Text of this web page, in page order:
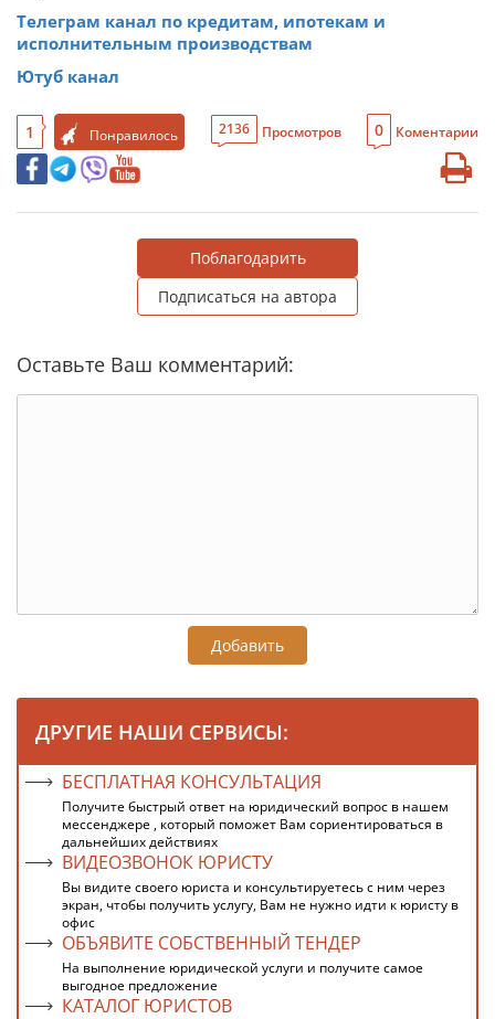
Телеграм канал по кредитам, ипотекам и
исполнительным производствам
Ютуб канал
1 Понравилось 2136 Просмотров 0 Коментарии
Поблагодарить
Подписаться на автора
Оставьте Ваш комментарий:
Добавить
ДРУГИЕ НАШИ СЕРВИСЫ:
БЕСПЛАТНАЯ КОНСУЛЬТАЦИЯ
Получите быстрый ответ на юридический вопрос в нашем
мессенджере , который поможет Вам сориентироваться в
дальнейших действиях
ВИДЕОЗВОНОК ЮРИСТУ
Вы видите своего юриста и консультируетесь с ним через
экран, чтобы получить услугу, Вам не нужно идти к юристу в
офис
ОБЪЯВИТЕ СОБСТВЕННЫЙ ТЕНДЕР
На выполнение юридической услуги и получите самое
выгодное предложение
КАТАЛОГ ЮРИСТОВ